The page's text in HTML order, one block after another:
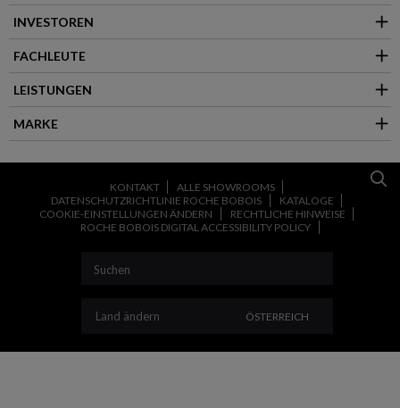
INVESTOREN
FACHLEUTE
LEISTUNGEN
MARKE
KONTAKT
ALLE SHOWROOMS
DATENSCHUTZRICHTLINIE ROCHE BOBOIS
KATALOGE
COOKIE-EINSTELLUNGEN ÄNDERN
RECHTLICHE HINWEISE
ROCHE BOBOIS DIGITAL ACCESSIBILITY POLICY
Land ändern LAND ÄNDERN
ÖSTERREICH